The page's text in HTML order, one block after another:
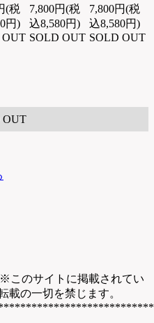
(税
円)
OUT
7,800円(税
込8,580円)
SOLD OUT
7,800円(税
込8,580円)
SOLD OUT
OUT
のサイトに掲載されてい
載の一切を禁じます。